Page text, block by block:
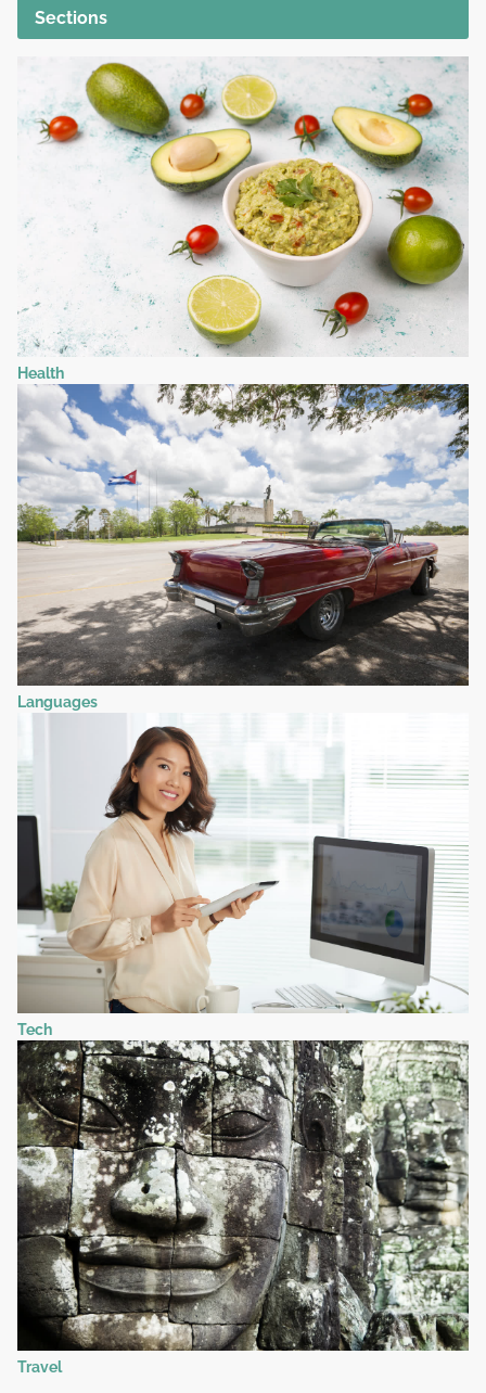
Sections
Health
Languages
Tech
Travel